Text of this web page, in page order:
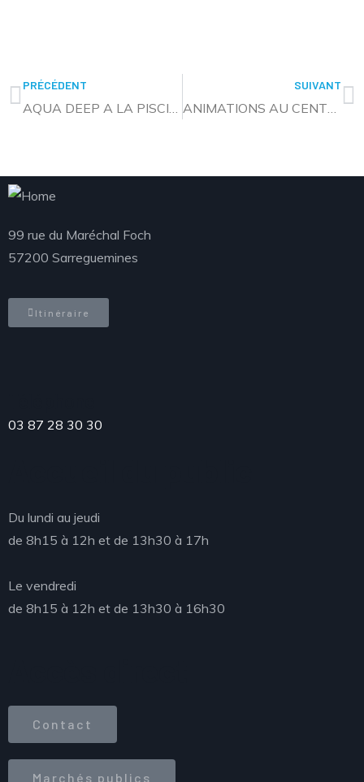
PRÉCÉDENT
AQUA DEEP A LA PISCINE DE SARRALBE A PARTIR DU 24 FÉVRIER
SUIVANT
ANIMATIONS AU CENTRE NAUTIQUE DU 23 AU 27 FÉVRIER
99 rue du Maréchal Foch
57200 Sarreguemines
Itinéraire
03 87 28 30 30
Du lundi au jeudi
de 8h15 à 12h et de 13h30 à 17h
Le vendredi
de 8h15 à 12h et de 13h30 à 16h30
Contact
Marchés publics